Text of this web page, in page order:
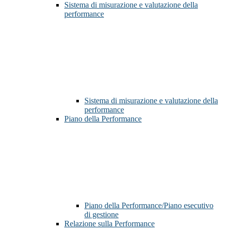
Sistema di misurazione e valutazione della
performance
Sistema di misurazione e valutazione della
performance
Piano della Performance
Piano della Performance/Piano esecutivo
di gestione
Relazione sulla Performance